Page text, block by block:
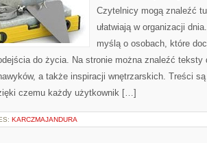
Czytelnicy mogą znaleźć
ułatwiają w organizacji
myślą o osobach, które
do życia. Na stronie można znaleźć
a także inspiracji wnętrzarskich. Treści
czemu każdy użytkownik […]
KARCZMAJANDURA